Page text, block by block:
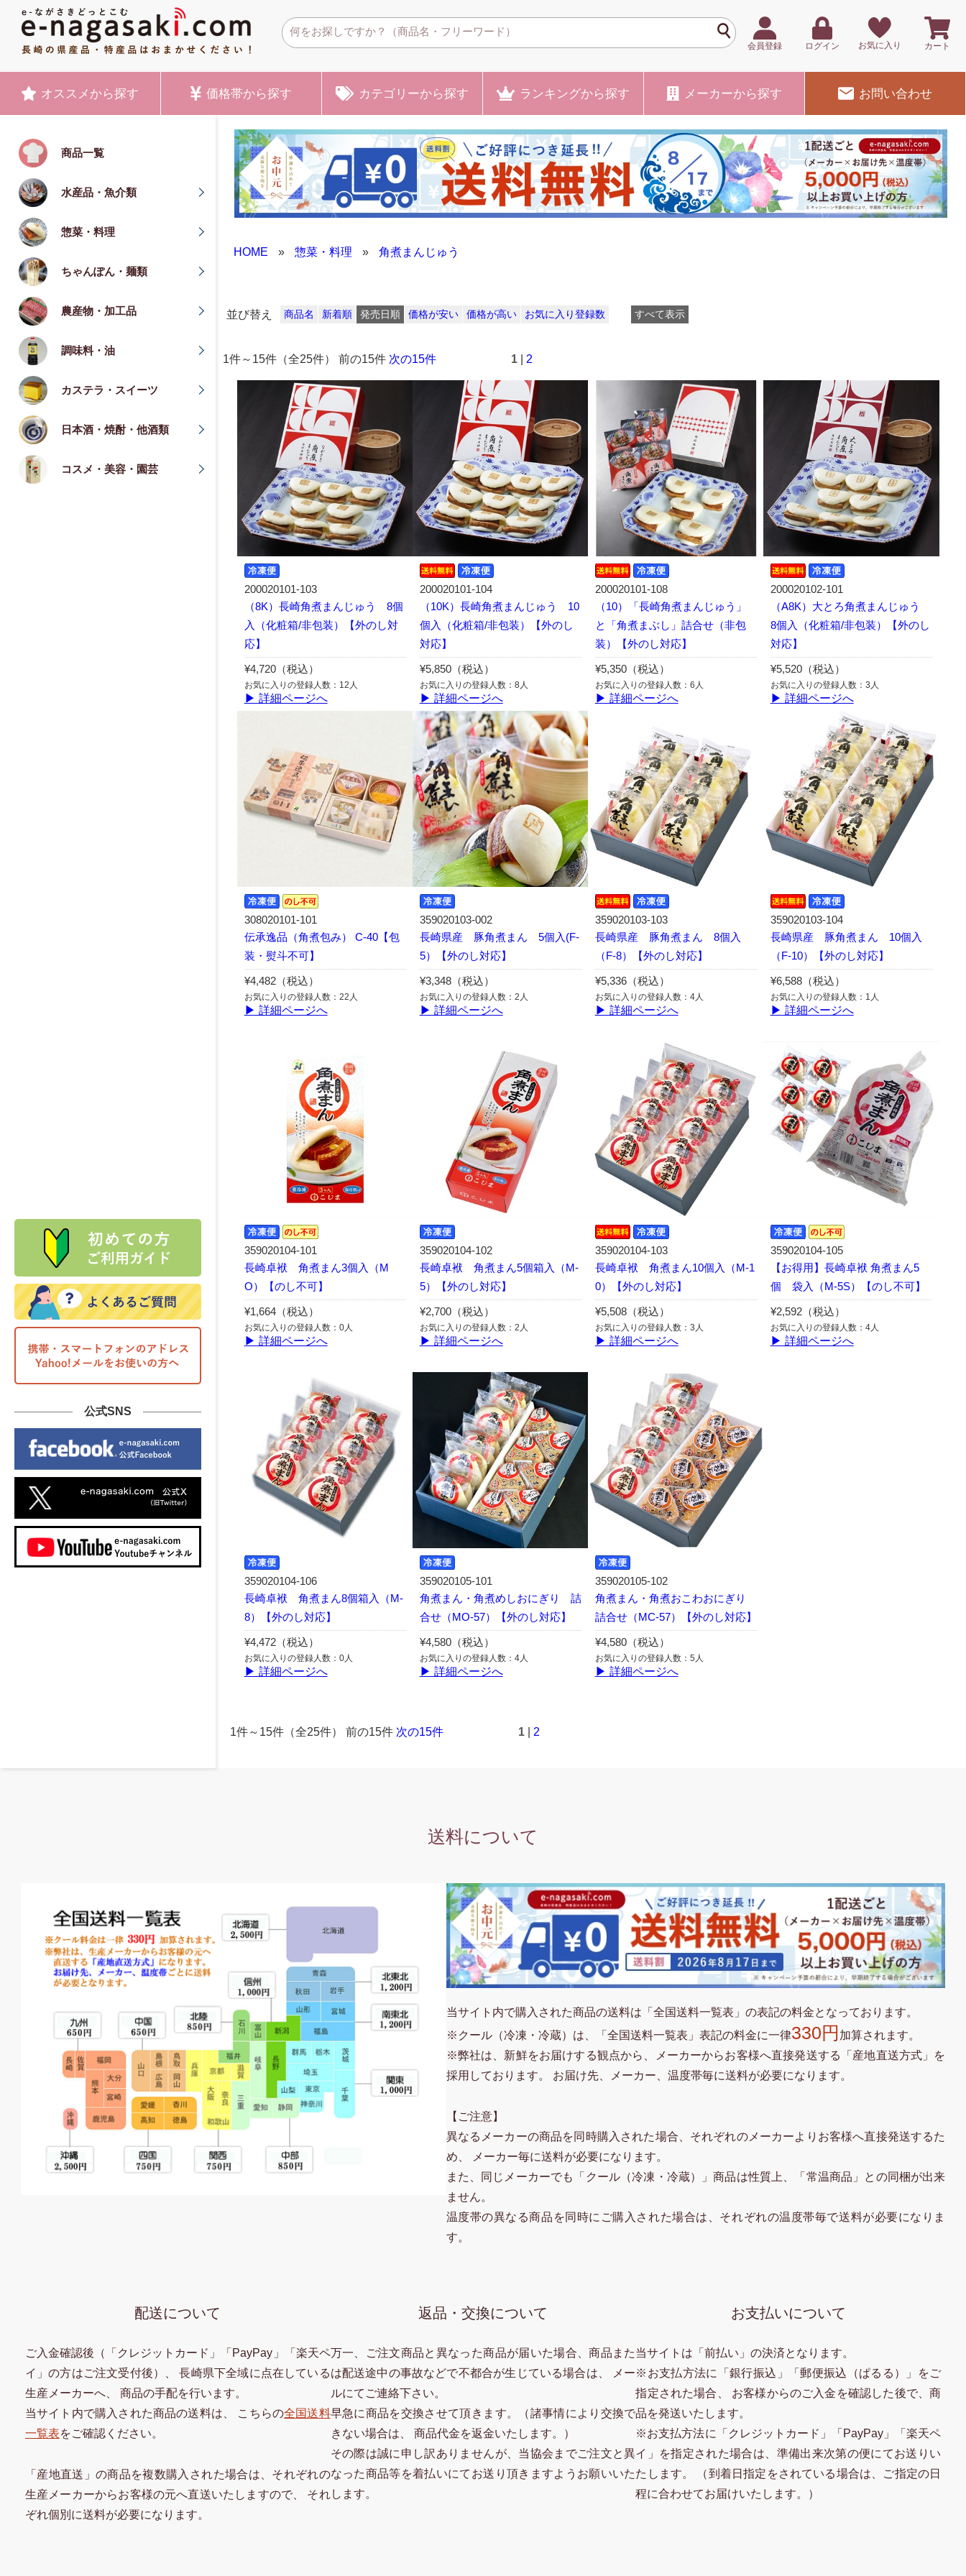
会員登録 ログイン お気に入り カート
オススメ から探す 価格帯から探す カテゴリーから探す ランキングから探す メーカーから探す お問い合わせ
商品一覧
水産品・魚介類
惣菜・料理
ちゃんぽん・麺類
農産物・加工品
調味料・油
カステラ・スイーツ
日本酒・焼酎・他酒類
コスメ・美容・園芸
公式SNS
HOME » 惣菜・料理 » 角煮まんじゅう
並び替え 商品名 新着順 発売日順 価格が安い 価格が高い お気に入り登録数 すべて表示
1件～15件（全25件） 前の15件 次の15件 1 2
200020101-103
（8K）長崎角煮まんじゅう 8個
入（化粧箱/非包装）【外のし対
応】
¥4,720（税込）
お気に入りの登録人数：12人
▶ 詳細ページへ
200020101-104
（10K）長崎角煮まんじゅう 10
個入（化粧箱/非包装）【外のし
対応】
¥5,850（税込）
お気に入りの登録人数：8人
▶ 詳細ページへ
200020101-108
（10）「長崎角煮まんじゅう」
と「角煮まぶし」詰合せ（非包
装）【外のし対応】
¥5,350（税込）
お気に入りの登録人数：6人
▶ 詳細ページへ
200020102-101
（A8K）大とろ角煮まんじゅう
8個入（化粧箱/非包装）【外のし
対応】
¥5,520（税込）
お気に入りの登録人数：3人
▶ 詳細ページへ
308020101-101
伝承逸品（角煮包み） C-40【包
装・熨斗不可】
¥4,482（税込）
お気に入りの登録人数：22人
▶ 詳細ページへ
359020103-002
長崎県産 豚角煮まん 5個入(F-
5）【外のし対応】
¥3,348（税込）
お気に入りの登録人数：2人
▶ 詳細ページへ
359020103-103
長崎県産 豚角煮まん 8個入
（F-8）【外のし対応】
¥5,336（税込）
お気に入りの登録人数：4人
▶ 詳細ページへ
359020103-104
長崎県産 豚角煮まん 10個入
（F-10）【外のし対応】
¥6,588（税込）
お気に入りの登録人数：1人
▶ 詳細ページへ
359020104-101
長崎卓袱 角煮まん3個入（M
O）【のし不可】
¥1,664（税込）
お気に入りの登録人数：0人
▶ 詳細ページへ
359020104-102
長崎卓袱 角煮まん5個箱入（M-
5）【外のし対応】
¥2,700（税込）
お気に入りの登録人数：2人
▶ 詳細ページへ
359020104-103
長崎卓袱 角煮まん10個入（M-1
0）【外のし対応】
¥5,508（税込）
お気に入りの登録人数：3人
▶ 詳細ページへ
359020104-105
【お得用】長崎卓袱 角煮まん5
個 袋入（M-5S）【のし不可】
¥2,592（税込）
お気に入りの登録人数：4人
▶ 詳細ページへ
359020104-106
長崎卓袱 角煮まん8個箱入（M-
8）【外のし対応】
¥4,472（税込）
お気に入りの登録人数：0人
▶ 詳細ページへ
359020105-101
角煮まん・角煮めしおにぎり 詰
合せ（MO-57）【外のし対応】
¥4,580（税込）
お気に入りの登録人数：4人
▶ 詳細ページへ
359020105-102
角煮まん・角煮おこわおにぎり
詰合せ（MC-57）【外のし対応】
¥4,580（税込）
お気に入りの登録人数：5人
▶ 詳細ページへ
1件～15件（全25件） 前の15件 次の15件 1 2
送料について
当サイト内で購入された商品の送料は「全国送料一覧表」の表記の料金となっております。
※クール（冷凍・冷蔵）は、「全国送料一覧表」表記の料金に一律330円 加算されます。
※弊社は、新鮮をお届けする観点から、メーカーからお客様へ直接発送する「産地直送方式」を
採用しております。 お届け先、メーカー、温度帯毎に送料が必要になります。
【ご注意】
異なるメーカーの商品を同時購入された場合、それぞれのメーカーよりお客様へ直接発送するた
め、 メーカー毎に送料が必要になります。
また、同じメーカーでも「クール（冷凍・冷蔵）」商品は性質上、「常温商品」との同梱が出来
ません。
温度帯の異なる商品を同時にご購入された場合は、それぞれの温度帯毎で送料が必要になりま
す。
配送について
ご入金確認後（「クレジットカード」「PayPay」「楽天ペ
イ」の方はご注文受付後）、 長崎県下全域に点在している
生産メーカーへ、 商品の手配を行います。
当サイト内で購入された商品の送料は、 こちらの全国送料
一覧表をご確認ください。
「産地直送」の商品を複数購入された場合は、それぞれの
生産メーカーからお客様の元へ直送いたしますので、 それ
ぞれ個別に送料が必要になります。
返品・交換について
万一、ご注文商品と異なった商品が届いた場合、商品また
は配送途中の事故などで不都合が生じている場合は、 メー
ルにてご連絡下さい。
早急に商品を交換させて頂きます。（諸事情により交換で
きない場合は、 商品代金を返金いたします。）
その際は誠に申し訳ありませんが、当協会までご注文と異
なった商品等を着払いにてお送り頂きますようお願いいた
します。
お支払いについて
当サイトは「前払い」の決済となります。
※お支払方法に「銀行振込」「郵便振込（ぱるる）」をご
指定された場合、 お客様からのご入金を確認した後で、商
品を発送いたします。
※お支払方法に「クレジットカード」「PayPay」「楽天ペ
イ」を指定された場合は、準備出来次第の便にてお送りい
たします。 （到着日指定をされている場合は、ご指定の日
程に合わせてお届けいたします。）